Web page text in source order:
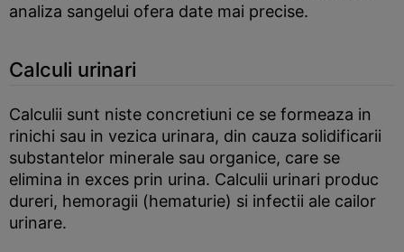
analiza sangelui ofera date mai precise.
Calculi urinari
Calculii sunt niste concretiuni ce se formeaza in
rinichi sau in vezica urinara, din cauza solidificarii
substantelor minerale sau organice, care se
elimina in exces prin urina. Calculii urinari produc
dureri, hemoragii (hematurie) si infectii ale cailor
urinare.